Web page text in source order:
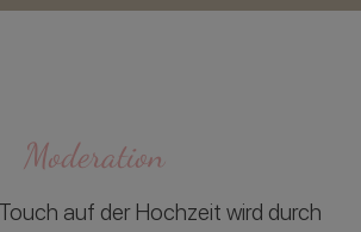
Moderation
auf der Hochzeit wird durch